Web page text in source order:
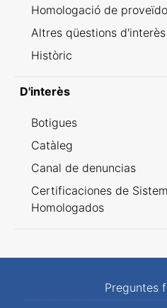
Homologació de
Altres qüestions d'interès
Històric
D'interès
Botigues
Catàleg
Canal de denuncias
Certificaciones de
Homologados
Preguntes